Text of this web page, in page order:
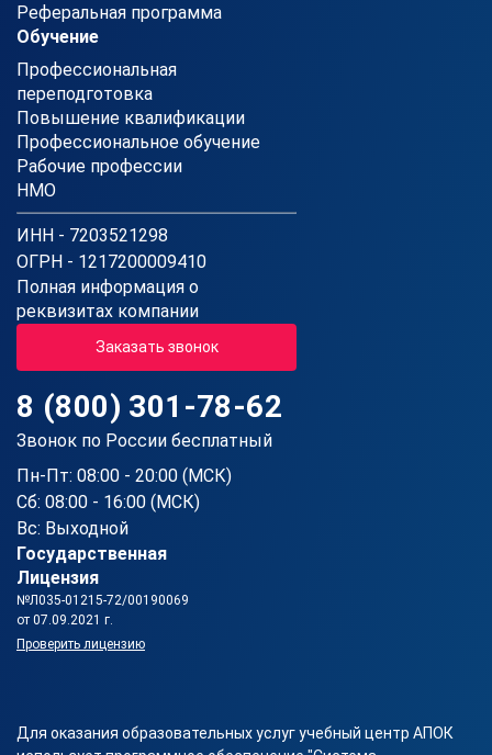
Реферальная программа
Обучение
Профессиональная
переподготовка
Повышение квалификации
Профессиональное обучение
Рабочие профессии
НМО
ИНН - 7203521298
ОГРН - 1217200009410
Полная информация о
реквизитах компании
Заказать звонок
8 (800) 301-78-62
Звонок по России бесплатный
Пн-Пт: 08:00 - 20:00 (МСК)
Сб: 08:00 - 16:00 (МСК)
Вс: Выходной
Государственная
Лицензия
№Л035-01215-72/00190069
от 07.09.2021 г.
Проверить лицензию
Для оказания образовательных услуг учебный центр АПОК